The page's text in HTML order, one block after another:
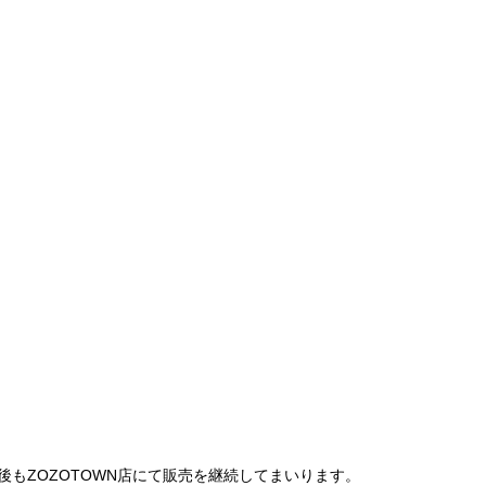
ZOZOTOWN店にて販売を継続してまいります。